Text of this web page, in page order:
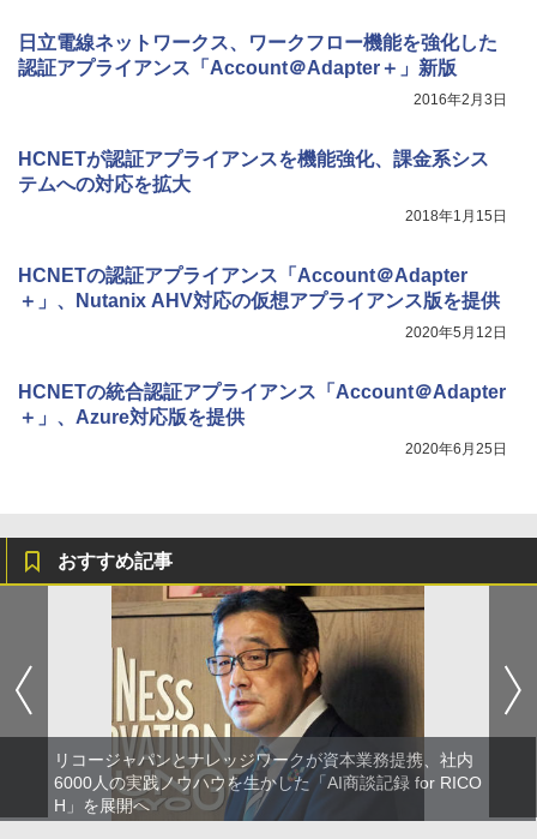
日立電線ネットワークス、ワークフロー機能を強化した
認証アプライアンス「Account＠Adapter＋」新版
2016年2月3日
HCNETが認証アプライアンスを機能強化、課金系シス
テムへの対応を拡大
2018年1月15日
HCNETの認証アプライアンス「Account＠Adapter
＋」、Nutanix AHV対応の仮想アプライアンス版を提供
2020年5月12日
HCNETの統合認証アプライアンス「Account＠Adapter
＋」、Azure対応版を提供
2020年6月25日
おすすめ記事
リコージャパンとナレッジワークが資本業務提携、社内
6000人の実践ノウハウを生かした「AI商談記録 for RICO
H」を展開へ